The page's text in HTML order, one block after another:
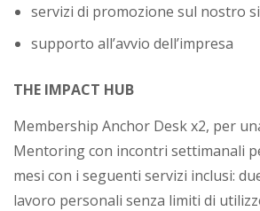
servizi di promozione sul nostro
supporto all’avvio dell’impresa
THE IMPACT HUB
Membership Anchor Desk x2, per
Mentoring con incontri settimanali
mesi con i seguenti servizi inclusi:
lavoro personali senza limiti di